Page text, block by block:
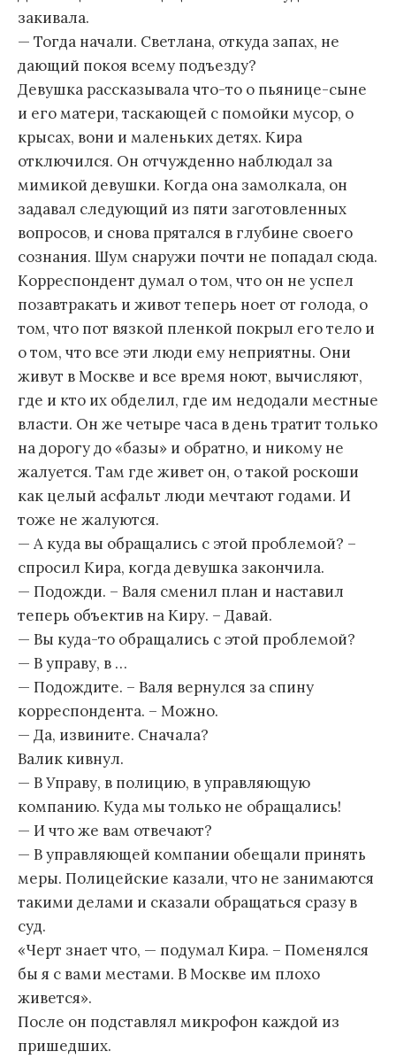
закивала.
— Тогда начали. Светлана, откуда запах, не
дающий покоя всему подъезду?
Девушка рассказывала что-то о пьянице-сыне
и его матери, таскающей с помойки мусор, о
крысах, вони и маленьких детях. Кира
отключился. Он отчужденно наблюдал за
мимикой девушки. Когда она замолкала, он
задавал следующий из пяти заготовленных
вопросов, и снова прятался в глубине своего
сознания. Шум снаружи почти не попадал сюда.
Корреспондент думал о том, что он не успел
позавтракать и живот теперь ноет от голода, о
том, что пот вязкой пленкой покрыл его тело и
о том, что все эти люди ему неприятны. Они
живут в Москве и все время ноют, вычисляют,
где и кто их обделил, где им недодали местные
власти. Он же четыре часа в день тратит только
на дорогу до «базы» и обратно, и никому не
жалуется. Там где живет он, о такой роскоши
как целый асфальт люди мечтают годами. И
тоже не жалуются.
— А куда вы обращались с этой проблемой? –
спросил Кира, когда девушка закончила.
— Подожди. – Валя сменил план и наставил
теперь объектив на Киру. – Давай.
— Вы куда-то обращались с этой проблемой?
— В управу, в …
— Подождите. – Валя вернулся за спину
корреспондента. – Можно.
— Да, извините. Сначала?
Валик кивнул.
— В Управу, в полицию, в управляющую
компанию. Куда мы только не обращались!
— И что же вам отвечают?
— В управляющей компании обещали принять
меры. Полицейские казали, что не занимаются
такими делами и сказали обращаться сразу в
суд.
«Черт знает что, — подумал Кира. – Поменялся
бы я с вами местами. В Москве им плохо
живется».
После он подставлял микрофон каждой из
пришедших.